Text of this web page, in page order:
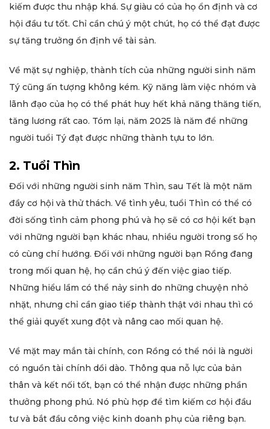
kiếm được thu nhập khá. Sự giàu có của họ ổn định và cơ
hội đầu tư tốt. Chỉ cần chú ý một chút, họ có thể đạt được
sự tăng trưởng ổn định về tài sản.
Về mặt sự nghiệp, thành tích của những người sinh năm
Tý cũng ấn tượng không kém. Kỹ năng làm việc nhóm và
lãnh đạo của họ có thể phát huy hết khả năng thăng tiến,
tăng lương rất cao. Tóm lại, năm 2025 là năm để những
người tuổi Tý đạt được những thành tựu to lớn.
2. Tuổi Thìn
Đối với những người sinh năm Thìn, sau Tết là một năm
đầy cơ hội và thử thách. Về tình yêu, tuổi Thìn có thể có
đời sống tình cảm phong phú và họ sẽ có cơ hội kết bạn
với những người bạn khác nhau, nhiều người trong số họ
có cùng chí hướng. Đối với những người bạn Rồng đang
trong mối quan hệ, họ cần chú ý đến việc giao tiếp.
Những hiểu lầm có thể nảy sinh do những chuyện nhỏ
nhặt, nhưng chỉ cần giao tiếp thành thật với nhau thì có
thể giải quyết xung đột và nâng cao mối quan hệ.
Về mặt may mắn tài chính, con Rồng có thể nói là người
có nguồn tài chính dồi dào. Thông qua nỗ lực của bản
thân và kết nối tốt, bạn có thể nhận được những phần
thưởng phong phú. Nó phù hợp để tìm kiếm cơ hội đầu
tư và bắt đầu công việc kinh doanh phụ của riêng bạn.